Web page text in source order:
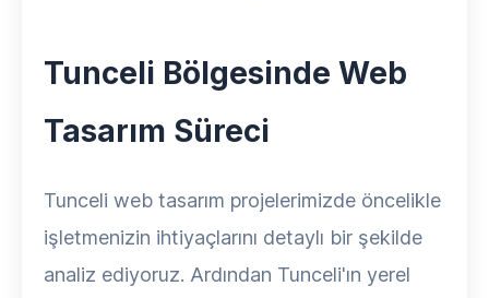
Tunceli Bölgesinde Web
Tasarım Süreci
Tunceli web tasarım projelerimizde öncelikle
işletmenizin ihtiyaçlarını detaylı bir şekilde
analiz ediyoruz. Ardından Tunceli'ın yerel